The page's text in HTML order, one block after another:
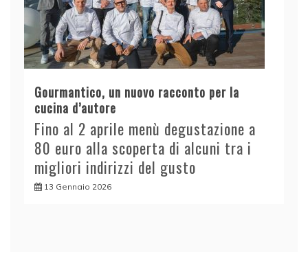
Gourmantico, un nuovo racconto per la
cucina d’autore
Fino al 2 aprile menù degustazione a
80 euro alla scoperta di alcuni tra i
migliori indirizzi del gusto
13 Gennaio 2026